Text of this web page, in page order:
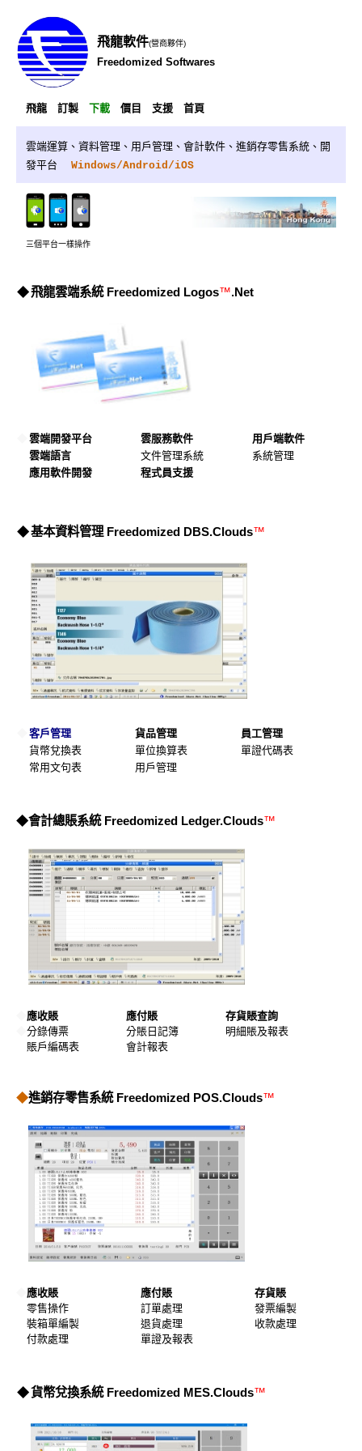
飛龍軟件(營商夥伴)
Freedomized Softwares
飛龍 訂製 下載 價目 支援 首頁
雲端運算 、資料管理 、 用戶管理 、 會計軟件 、 進銷存零售系統 、 開
發平台
Windows/Android/iOS
三個平台一樣操作
◆飛龍雲端系統 Freedomized Logos™.Net
雲端開發平台 雲服務軟件
用戶端軟件
雲端語言
文件管理系統
系統管理
應用軟件開發
程式員支援
◆基本資料管理 Freedomized DBS.Clouds™
客戶管理 貨品管理
員工管理
貨幣兌換表
單位換算表
單證代碼表
常用文句表
用戶管理
◆會計總賬系統 Freedomized Ledger.Clouds™
應收賬 應付賬
存貨賬查詢
分錄傳票 分賬日記簿
明細賬及報表
賬戶編碼表
會計報表
◆進銷存零售系統 Freedomized POS.Clouds™
應收賬 應付賬
存貨賬
零售操作
訂單處理
發票編製
裝箱單編製
退貨處理
收款處理
付款處理
單證及報表
◆貨幣兌換系統 Freedomized MES.Clouds™